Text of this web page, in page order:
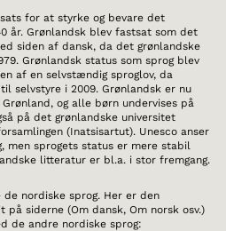
for at styrke og bevare det
år. Grønlandsk blev fastsat som det
siden af dansk, da det grønlandske
Grønlandsk status som sprog blev
af en selvstændig sproglov, da
selvstyre i 2009. Grønlandsk er nu
og alle børn undervises på
på det grønlandske universitet
(Inatsisartut). Unesco anser
men sprogets status er mere stabil
litteratur er bl.a. i stor fremgang.
nordiske sprog. Her er den
på siderne (Om dansk, Om norsk osv.)
de andre nordiske sprog: